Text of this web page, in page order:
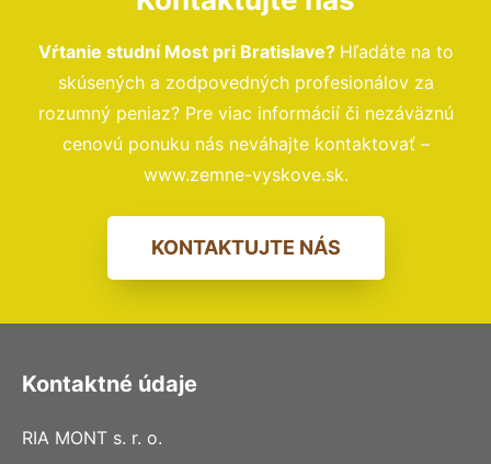
Vŕtanie studní Most pri Bratislave? Hľadáte na to
skúsených a zodpovedných profesionálov za
rozumný peniaz? Pre viac informácií či nezáväznú
cenovú ponuku nás neváhajte kontaktovať –
www.zemne-vyskove.sk.
KONTAKTUJTE NÁS
Kontaktné údaje
RIA MONT s. r. o.